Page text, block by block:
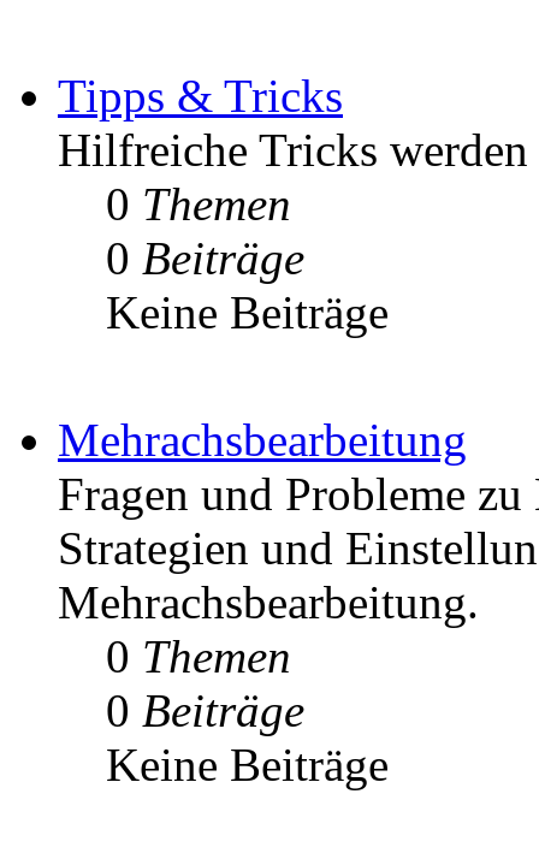
Tipps & Tricks
Hilfreiche Tricks
0 Themen
0 Beiträge
Keine Beiträge
Mehrachsbearbeitung
Fragen und Probleme
Strategien und
Mehrachsbearbeitung.
0 Themen
0 Beiträge
Keine Beiträge